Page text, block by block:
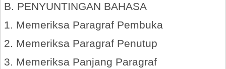
B. PENYUNTINGAN BAHASA
1. Memeriksa Paragraf Pembuka
2. Memeriksa Paragraf Penutup
3. Memeriksa Panjang Paragraf